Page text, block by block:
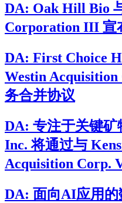
DA: Oak Hill Bio
Corporation III 宣
DA: First Choice
Westin
务合并协议
DA: 专注于关键矿
Inc. 将通过与
Acquisition Corp.
DA: 面向AI应用